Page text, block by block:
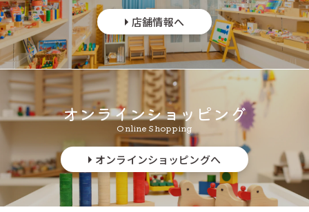
店舗情報へ
オンラインショッピング
Online Shopping
オンラインショッピングへ